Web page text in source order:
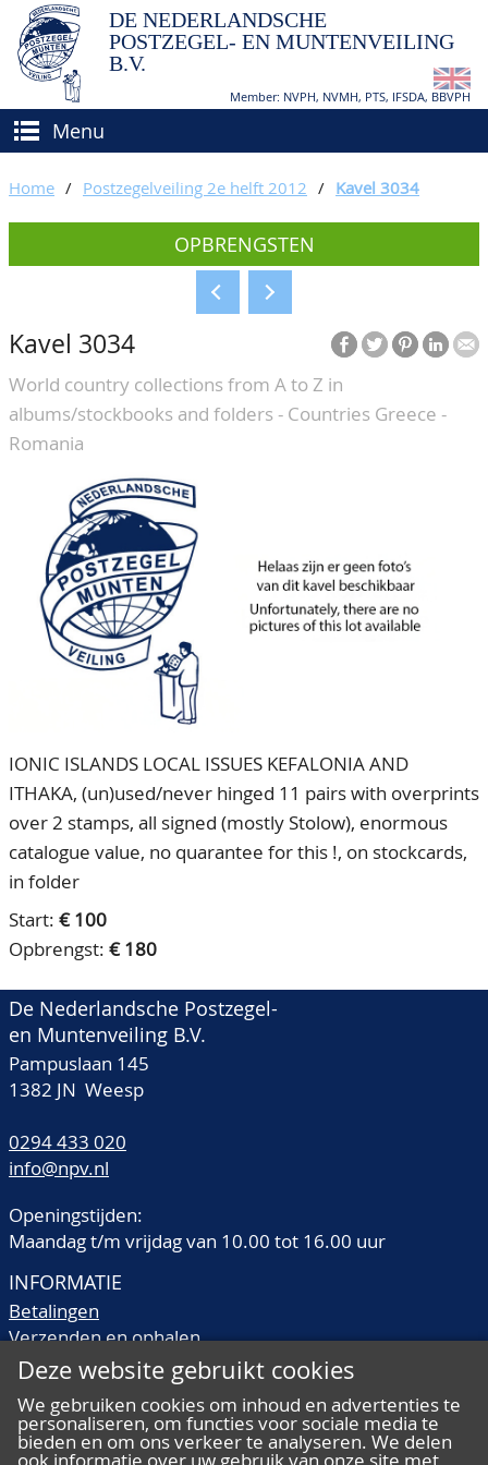
DE NEDERLANDSCHE
POSTZEGEL- EN MUNTENVEILING
B.V.
Member: NVPH, NVMH, PTS, IFSDA, BBVPH
Menu
(VER)KOPEN
Hoe verkopen?
Voorwaarden
BIEDEN
CATALOGI/OPBRENGSTEN
KEURINGSDIENST
AGENDA
OVER ONS
Ons Team
80 jarig bestaan
CONTACT
ACCOUNT
Home / Postzegelveiling 2e helft 2012 / Kavel 3034
OPBRENGSTEN
Kavel 3034
World country collections from A to Z in
albums/stockbooks and folders - Countries Greece -
Romania
IONIC ISLANDS LOCAL ISSUES KEFALONIA AND
ITHAKA, (un)used/never hinged 11 pairs with overprints
over 2 stamps, all signed (mostly Stolow), enormous
catalogue value, no quarantee for this !, on stockcards,
in folder
Start: € 100
Opbrengst: € 180
De Nederlandsche Postzegel-
en Muntenveiling B.V.
Pampuslaan 145
1382 JN Weesp
0294 433 020
info@npv.nl
Openingstijden:
Maandag t/m vrijdag van 10.00 tot 16.00 uur
INFORMATIE
Betalingen
Verzenden en ophalen
Veilingtermen
Kwaliteitsomschrijvingen
Veelgestelde vragen
Deze website gebruikt cookies
We gebruiken cookies om inhoud en advertenties te
personaliseren, om functies voor sociale media te
bieden en om ons verkeer te analyseren. We delen